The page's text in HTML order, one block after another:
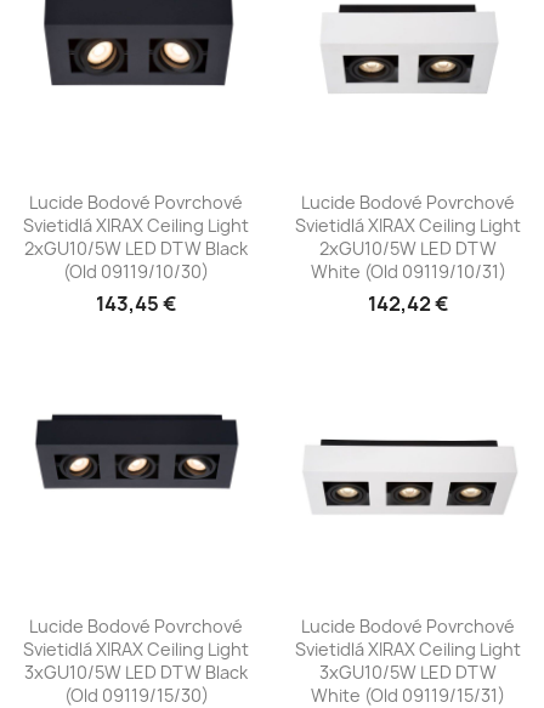
Lucide Bodové Povrchové
Svietidlá XIRAX Ceiling Light
2xGU10/5W LED DTW Black
(old 09119/10/30)
143,45 €
Lucide Bodové Povrchové
Svietidlá XIRAX Ceiling Light
2xGU10/5W LED DTW
White (old 09119/10/31)
142,42 €
Lucide Bodové Povrchové
Svietidlá XIRAX Ceiling Light
3xGU10/5W LED DTW Black
(old 09119/15/30)
Lucide Bodové Povrchové
Svietidlá XIRAX Ceiling Light
3xGU10/5W LED DTW
White (old 09119/15/31)